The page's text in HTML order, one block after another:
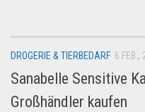
DROGERIE & TIERBEDARF 6 FEB.,
Sanabelle Sensitive
Großhändler kaufen